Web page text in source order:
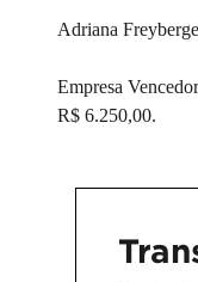
Adriana
Empresa
R$ 6.250,00.